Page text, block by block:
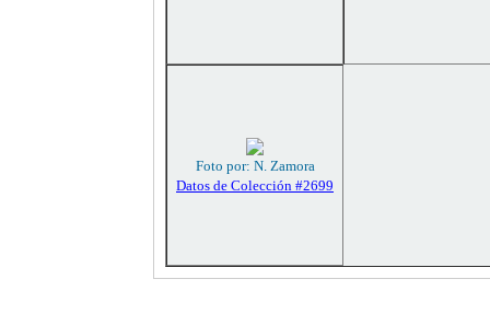
Foto por: N. Zamora
Datos de Colección #2699